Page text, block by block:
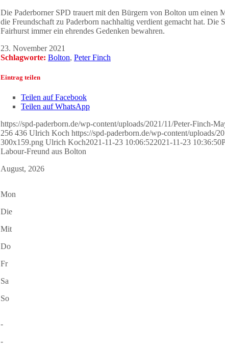
Die Paderborner SPD trauert mit den Bürgern von Bolton um einen
die Freundschaft zu Paderborn nachhaltig verdient gemacht hat. Die
Fairhurst immer ein ehrendes Gedenken bewahren.
23. November 2021
Schlagworte: Bolton, Peter Finch
Eintrag teilen
Teilen auf Facebook
Teilen auf WhatsApp
https://spd-paderborn.de/wp-content/uploads/2021/11/Peter-Finch-
256 436 Ulrich Koch https://spd-paderborn.de/wp-content/uploads/
300x159.png Ulrich Koch2021-11-23 10:06:522021-11-23 10:36:50
Labour-Freund aus Bolton
August, 2026
Mon
Die
Mit
Do
Fr
Sa
So
-
-